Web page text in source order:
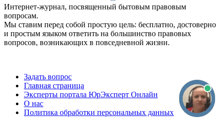
Интернет-журнал, посвященный бытовым правовым
вопросам.
Мы ставим перед собой простую цель: бесплатно, достоверно
и простым языком ответить на большинство правовых
вопросов, возникающих в повседневной жизни.
Задать вопрос
Главная страница
Эксперты портала ЮрЭксперт Онлайн
О нас
Политика обработки персональных данных